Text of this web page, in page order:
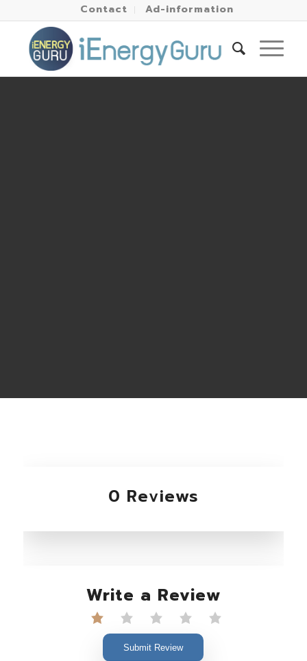
Contact Ad-information
0 Reviews
Write a Review
Submit Review